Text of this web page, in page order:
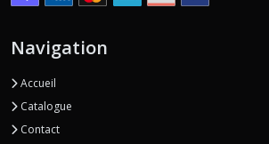
Navigation
Accueil
Catalogue
Contact